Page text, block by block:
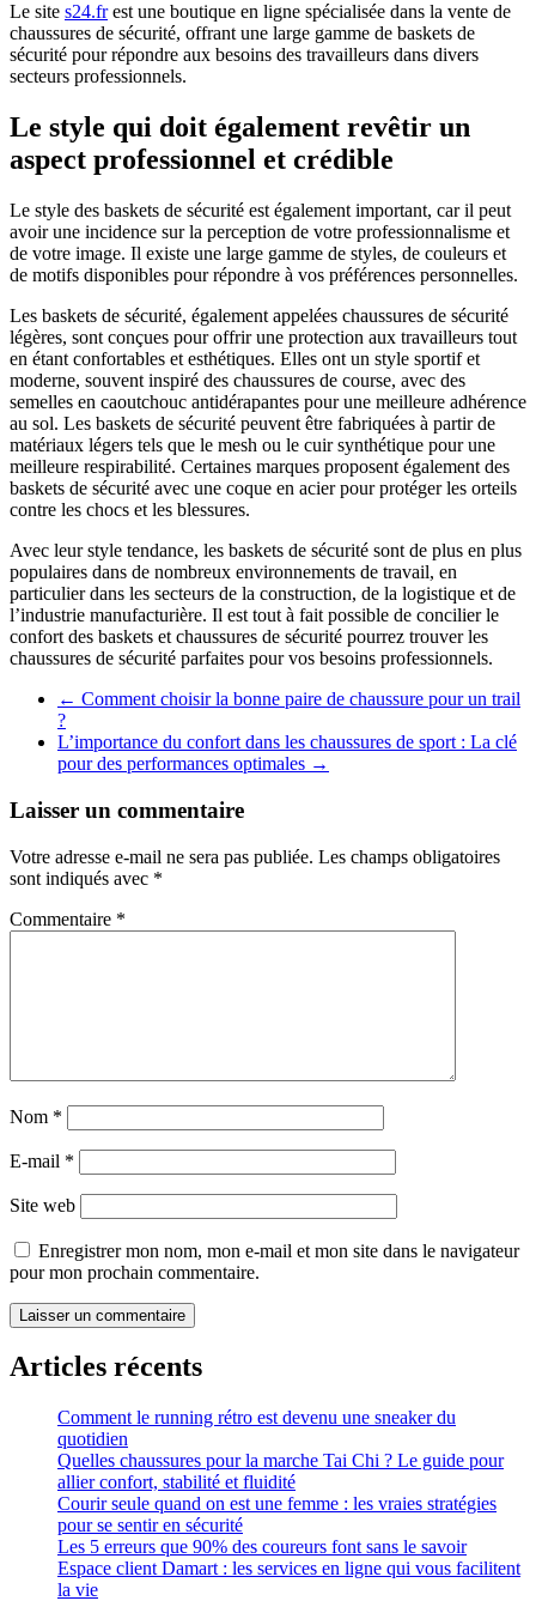
Le site s24.frest une boutique en ligne spécialisée dans la vente de
chaussures de sécurité, offrant une large gamme de baskets de
sécurité pour répondre aux besoins des travailleurs dans divers
secteurs professionnels.
Le style qui doit également revêtir un
aspect professionnel et crédible
Le style des baskets de sécurité est également important, car il peut
avoir une incidence sur la perception de votre professionnalisme et
de votre image. Il existe une large gamme de styles, de couleurs et
de motifs disponibles pour répondre à vos préférences personnelles.
Les baskets de sécurité, également appelées chaussures de sécurité
légères, sont conçues pour offrir une protection aux travailleurs tout
en étant confortables et esthétiques. Elles ont un style sportif et
moderne, souvent inspiré des chaussures de course, avec des
semelles en caoutchouc antidérapantes pour une meilleure adhérence
au sol. Les baskets de sécurité peuvent être fabriquées à partir de
matériaux légers tels que le mesh ou le cuir synthétique pour une
meilleure respirabilité. Certaines marques proposent également des
baskets de sécurité avec une coque en acier pour protéger les orteils
contre les chocs et les blessures.
Avec leur style tendance, les baskets de sécurité sont de plus en plus
populaires dans de nombreux environnements de travail, en
particulier dans les secteurs de la construction, de la logistique et de
l’industrie manufacturière. Il est tout à fait possible de concilier le
confort des baskets et chaussures de sécurité pourrez trouver les
chaussures de sécurité parfaites pour vos besoins professionnels.
← Comment choisir la bonne paire de chaussure pour un trail
?
L’importance du confort dans les chaussures de sport : La clé
pour des performances optimales →
Laisser un commentaire
Votre adresse e-mail ne sera pas publiée. Les champs obligatoires
sont indiqués avec *
Commentaire *
Nom *
E-mail *
Site web
Enregistrer mon nom, mon e-mail et mon site dans le navigateur
pour mon prochain commentaire.
Articles récents
Comment le running rétro est devenu une sneaker du
quotidien
Quelles chaussures pour la marche Tai Chi ? Le guide pour
allier confort, stabilité et fluidité
Courir seule quand on est une femme : les vraies stratégies
pour se sentir en sécurité
Les 5 erreurs que 90% des coureurs font sans le savoir
Espace client Damart : les services en ligne qui vous facilitent
la vie